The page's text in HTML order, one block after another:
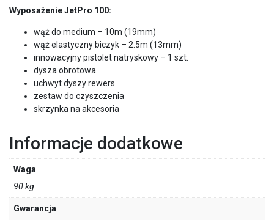
WyposażenieJetPro 100:
wąż do medium – 10m (19mm)
wąż elastyczny biczyk – 2.5m (13mm)
innowacyjny pistolet natryskowy – 1 szt.
dysza obrotowa
uchwyt dyszy rewers
zestaw do czyszczenia
skrzynka na akcesoria
Informacje dodatkowe
Waga
90 kg
Gwarancja